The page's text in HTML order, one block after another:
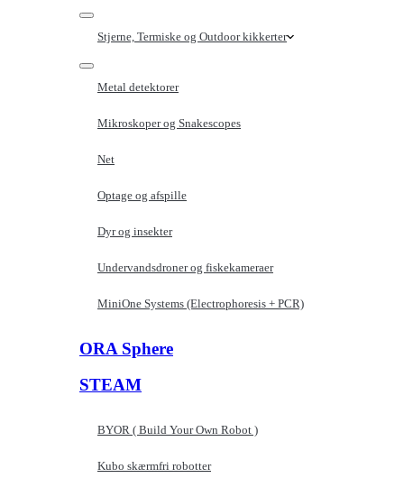
Stjerne, Termiske og Outdoor kikkerter
Metal detektorer
Mikroskoper og Snakescopes
Net
Optage og afspille
Dyr og insekter
Undervandsdroner og fiskekameraer
MiniOne Systems (Electrophoresis + PCR)
ORA Sphere
STEAM
BYOR ( Build Your Own Robot )
Kubo skærmfri robotter